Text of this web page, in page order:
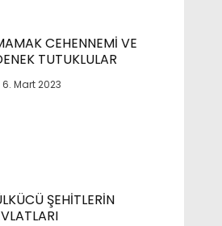
CEHENNEMİ VE
TUTUKLULAR
6. Mart 2023
ŞEHİTLERİN